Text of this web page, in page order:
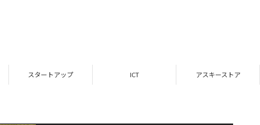
スタートアップ ICT アスキーストア